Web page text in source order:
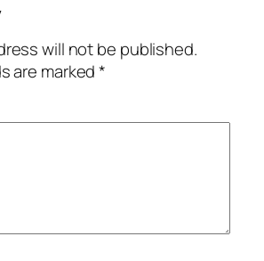
will not be published.
are marked*